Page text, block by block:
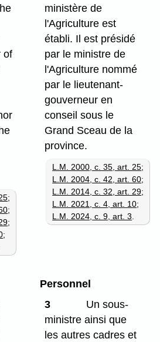
of
;
;
;
;
ministère de
l'Agriculture est
établi. Il est présidé
par le ministre de
l'Agriculture nommé
par le lieutenant-
gouverneur en
conseil sous le
Grand Sceau de la
province.
L.M. 2000, c. 35, art. 25;
L.M. 2004, c. 42, art. 60;
L.M. 2014, c. 32, art. 29;
L.M. 2021, c. 4, art. 10;
L.M. 2024, c. 9, art. 3.
Personnel
3
Un sous-
ministre ainsi que
les autres cadres et